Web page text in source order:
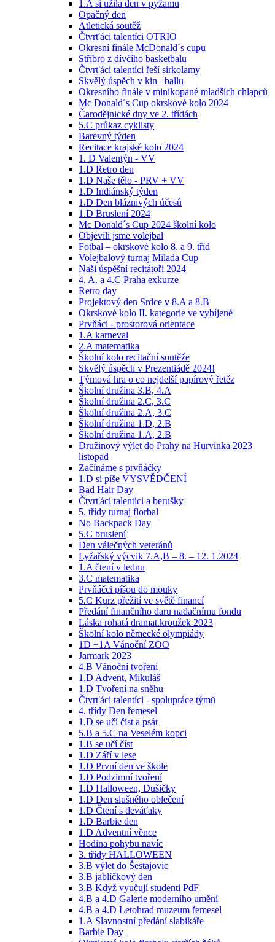
1.A si užila den v pyžamu
Opačný den
Atletická soutěž
Čtvrťáci talentíci OTRIO
Okresní finále McDonald´s cupu
Stříbro z dívčího basketbalu
Čtvrťáci talentíci řeší sirkolamy
Skvělý úspěch v kin –ballu
Okresního finále v minikopané mladších chlapců
Mc Donald´s Cup okrskové kolo 2024
Čarodějnické dny ve 2. třídách
5.C průkaz cyklisty
Barevný týden
Recitace krajské kolo 2024
1. D Valentýn - VV
1.D Retro den
1.D Naše tělo - PRV + VV
1.D Indiánský týden
1.D Den bláznivých účesů
1.D Bruslení 2024
Mc Donald´s Cup 2024 školní kolo
Objevili jsme volejbal
Fotbal – okrskové kolo 8. a 9. tříd
Volejbalový turnaj Milada Cup
Naši úspěšní recitátoři 2024
4. A. a 4.C Praha exkurze
Retro day
Projektový den Srdce v 8.A a 8.B
Okrskové kolo II. kategorie ve vybíjené
Prvňáci - prostorová orientace
1.A karneval
2.A matematika
Školní kolo recitační soutěže
Skvělý úspěch v Prezentiádě 2024!
Týmová hra o co nejdelší papírový řetěz
Školní družina 3.B, 4.A
Školní družina 2.C, 3.C
Školní družina 2.A, 3.C
Školní družina 1.D, 2.B
Školní družina 1.A, 2.B
Družinový výlet do Prahy na Hurvínka 2023
listopad
Začínáme s prvňáčky
1.D si píše VYSVĚDČENÍ
Bad Hair Day
Čtvrťáci talentíci a berušky
5. třídy turnaj florbal
No Backpack Day
5.C bruslení
Den válečných veteránů
Lyžařský výcvik 7.A,B – 8. – 12. 1.2024
1.A čtení v lednu
3.C matematika
Prvňáčci píšou do mouky
5.C Kurz přežití ve světě financí
Předání finančního daru nadačnímu fondu
Láska rohatá dramat.kroužek 2023
Školní kolo německé olympiády
1D +1A Vánoční ZOO
Jarmark 2023
4.B Vánoční tvoření
1.D Advent, Mikuláš
1.D Tvoření na sněhu
Čtvrťáci talentíci - spolupráce týmů
4. třídy Den řemesel
1.D se učí číst a psát
5.B a 5.C na Veselém kopci
1.B se učí číst
1.D Září v lese
1.D První den ve škole
1.D Podzimní tvoření
1.D Halloween, Dušičky
1.D Den slušného oblečení
1.D Čtení s deváťaky
1.D Barbie den
1.D Adventní věnce
Hodina pohybu navíc
3. třídy HALLOWEEN
3.B výlet do Šestajovic
3.B jablíčkový den
3.B Když vyučují studenti PdF
4.B a 4.D Galerie moderního umění
4.B a 4.D Letohrad muzeum řemesel
1.A Slavnostní předání slabikáře
Barbie Day